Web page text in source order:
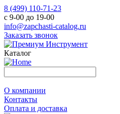
8 (499) 110-71-23
с 9-00 до 19-00
info@zapchasti-catalog.ru
Заказать звонок
Каталог
О компании
Контакты
Оплата и доставка